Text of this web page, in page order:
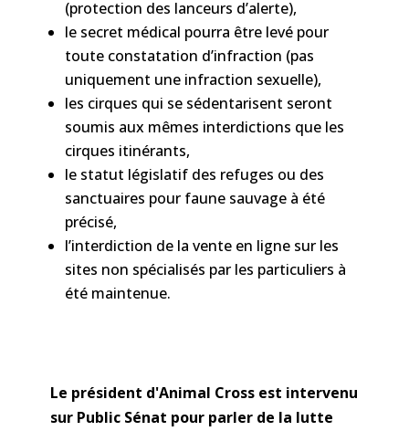
(protection des lanceurs d’alerte),
le secret médical pourra être levé pour
toute constatation d’infraction (pas
uniquement une infraction sexuelle),
les cirques qui se sédentarisent seront
soumis aux mêmes interdictions que les
cirques itinérants,
le statut législatif des refuges ou des
sanctuaires pour faune sauvage à été
précisé,
l’interdiction de la vente en ligne sur les
sites non spécialisés par les particuliers à
été maintenue.
Le président d'Animal Cross est intervenu
sur Public Sénat pour parler de la lutte